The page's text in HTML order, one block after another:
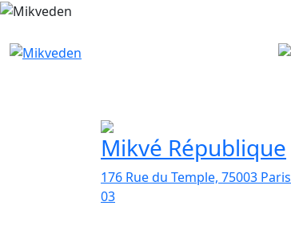
Mikvé République
176 Rue du Temple, 75003 Paris
03